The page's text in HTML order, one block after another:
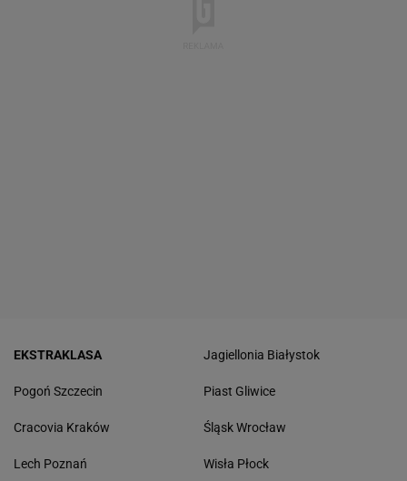
EKSTRAKLASA
Pogoń Szczecin
Cracovia Kraków
Lech Poznań
Jagiellonia Białystok
Piast Gliwice
Śląsk Wrocław
Wisła Płock